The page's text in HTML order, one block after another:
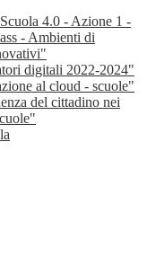
4.0 - Azione 1 -
- Ambienti di
digitali 2022-2024"
al cloud - scuole"
del cittadino nei